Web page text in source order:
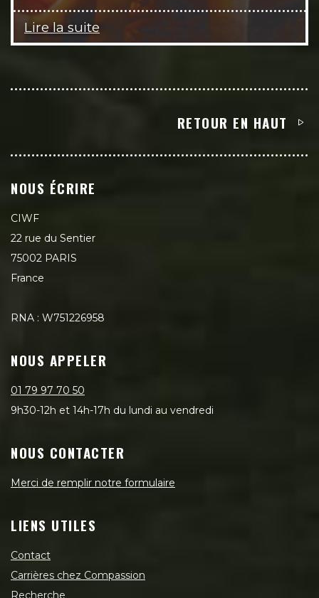
Lire la suite
RETOUR EN HAUT
NOUS ÉCRIRE
CIWF
22 rue du Sentier
75002 PARIS
France
RNA : W751226958
NOUS APPELER
01 79 97 70 50
9h30-12h et 14h-17h du lundi au vendredi
NOUS CONTACTER
Merci de remplir notre formulaire
LIENS UTILES
Contact
Carrières chez Compassion
Recherche